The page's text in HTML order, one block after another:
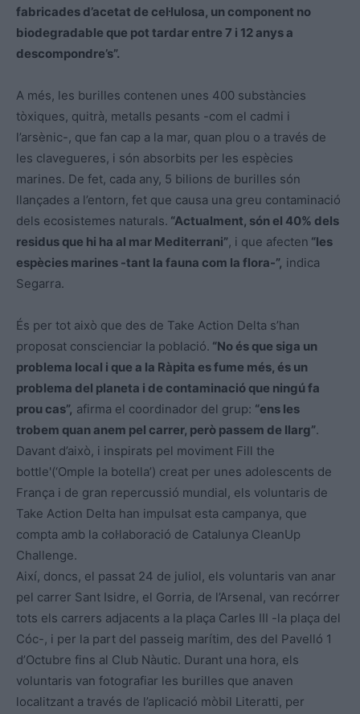
fabricades d’acetat de cel·lulosa, un component no
biodegradable que pot tardar entre 7 i 12 anys a
descompondre’s”.
A més, les burilles contenen unes 400 substàncies
tòxiques, quitrà, metalls pesants -com el cadmi i
l’arsènic-, que fan cap a la mar, quan plou o a través de
les clavegueres, i són absorbits per les espècies
marines. De fet, cada any, 5 bilions de burilles són
llançades a l’entorn, fet que causa una greu contaminació
dels ecosistemes naturals. “Actualment, són el 40% dels
residus que hi ha al mar Mediterrani”, i que afecten “les
espècies marines -tant la fauna com la flora-”, indica
Segarra.
És per tot això que des de Take Action Delta s’han
proposat conscienciar la població. “No és que siga un
problema local i que a la Ràpita es fume més, és un
problema del planeta i de contaminació que ningú fa
prou cas”, afirma el coordinador del grup: “ens les
trobem quan anem pel carrer, però passem de llarg”.
Davant d’això, i inspirats pel moviment Fill the
bottle'(‘Omple la botella’) creat per unes adolescents de
França i de gran repercussió mundial, els voluntaris de
Take Action Delta han impulsat esta campanya, que
compta amb la col·laboració de Catalunya CleanUp
Challenge.
Així, doncs, el passat 24 de juliol, els voluntaris van anar
pel carrer Sant Isidre, el Gorria, de l’Arsenal, van recórrer
tots els carrers adjacents a la plaça Carles III -la plaça del
Cóc-, i per la part del passeig marítim, des del Pavelló 1
d’Octubre fins al Club Nàutic. Durant una hora, els
voluntaris van fotografiar les burilles que anaven
localitzant a través de l’aplicació mòbil Literatti, per